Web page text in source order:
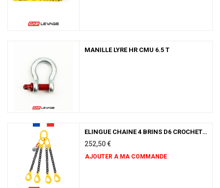
MANILLE LYRE HR CMU 6.5 T
ELINGUE CHAINE 4 BRINS D6 CROCHET AUTOMATIQUE CMU 2.36 T GRADE 80
252,50€
AJOUTER A MA COMMANDE